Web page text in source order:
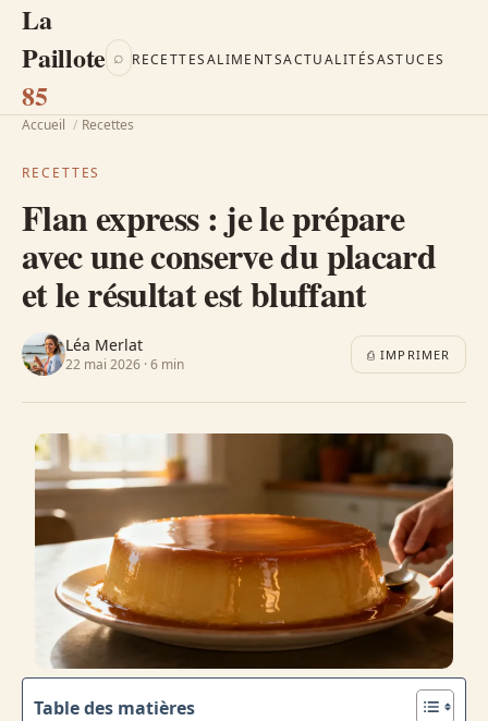
La
Paillote
85
RECETTESALIMENTSACTUALITÉSASTUCES
⌕
Accueil / Recettes
RECETTES
Flan express : je le prépare
avec une conserve du placard
et le résultat est bluffant
Léa Merlat
22 mai 2026 · 6 min
⎙ IMPRIMER
Table des matières